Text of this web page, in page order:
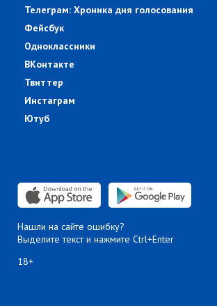
Телеграм: Хроника дня голосования
Фейсбук
Одноклассники
ВКонтакте
Твиттер
Инстаграм
Ютуб
Нашли на сайте ошибку?
Выделите текст и нажмите Ctrl+Enter
18+